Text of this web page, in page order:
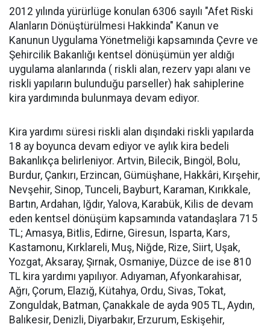
2012 yılında yürürlüge konulan 6306 sayılı "Afet Riski
Alanların Dönüştürülmesi Hakkinda" Kanun ve
Kanunun Uygulama Yönetmeliği kapsamında Çevre ve
Şehircilik Bakanlığı kentsel dönüşümün yer aldığı
uygulama alanlarında ( riskli alan, rezerv yapı alanı ve
riskli yapıların bulunduğu parseller) hak sahiplerine
kira yardımında bulunmaya devam ediyor.
Kira yardımı süresi riskli alan dışındaki riskli yapılarda
18 ay boyunca devam ediyor ve aylık kira bedeli
Bakanlıkça belirleniyor. Artvin, Bilecik, Bingöl, Bolu,
Burdur, Çankırı, Erzincan, Gümüşhane, Hakkâri, Kırşehir,
Nevşehir, Sinop, Tunceli, Bayburt, Karaman, Kırıkkale,
Bartın, Ardahan, Iğdır, Yalova, Karabük, Kilis de devam
eden kentsel dönüşüm kapsamında vatandaşlara 715
TL; Amasya, Bitlis, Edirne, Giresun, Isparta, Kars,
Kastamonu, Kırklareli, Muş, Niğde, Rize, Siirt, Uşak,
Yozgat, Aksaray, Şırnak, Osmaniye, Düzce de ise 810
TL kira yardımı yapılıyor. Adıyaman, Afyonkarahisar,
Ağrı, Çorum, Elazığ, Kütahya, Ordu, Sivas, Tokat,
Zonguldak, Batman, Çanakkale de ayda 905 TL, Aydın,
Balıkesir, Denizli, Diyarbakır, Erzurum, Eskişehir,